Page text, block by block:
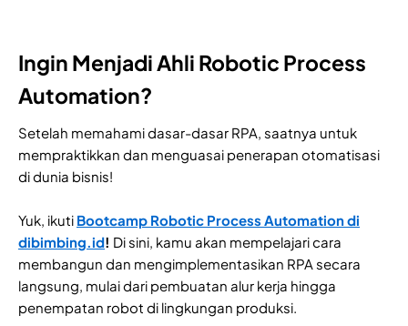
Ingin Menjadi Ahli Robotic Process
Automation?
Setelah memahami dasar-dasar RPA, saatnya untuk
mempraktikkan dan menguasai penerapan otomatisasi
di dunia bisnis!
Yuk, ikuti Bootcamp Robotic Process Automation di
dibimbing.id! Di sini, kamu akan mempelajari cara
membangun dan mengimplementasikan RPA secara
langsung, mulai dari pembuatan alur kerja hingga
penempatan robot di lingkungan produksi.